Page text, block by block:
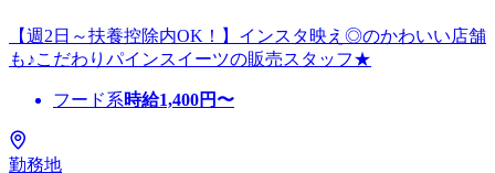
【週2日～扶養控除内OK！】インスタ映え◎のかわいい店舗
も♪こだわりパインスイーツの販売スタッフ★
フード系時給1,400円〜
勤務地